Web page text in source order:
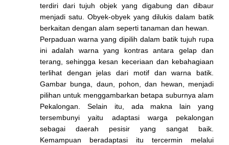
terdiri dari tujuh objek yang digabung dan dibaur
menjadi satu. Obyek-obyek yang dilukis dalam batik
berkaitan dengan alam seperti tanaman dan hewan.
Perpaduan warna yang dipilih dalam batik tujuh rupa
ini adalah warna yang kontras antara gelap dan
terang, sehingga kesan keceriaan dan kebahagiaan
terlihat dengan jelas dari motif dan warna batik.
Gambar bunga, daun, pohon, dan hewan, menjadi
pilihan untuk menggambarkan betapa suburnya alam
Pekalongan. Selain itu, ada makna lain yang
tersembunyi yaitu adaptasi warga pekalongan
sebagai daerah pesisir yang sangat baik.
Kemampuan beradaptasi itu tercermin melalui